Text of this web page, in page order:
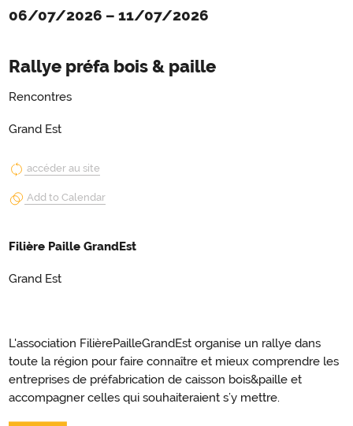
06/07/2026 – 11/07/2026
Rallye préfa bois & paille
Rencontres
Grand Est
accéder au site
Add to Calendar
Filière Paille GrandEst
Grand Est
L'association FilièrePailleGrandEst organise un rallye dans
toute la région pour faire connaître et mieux comprendre les
entreprises de préfabrication de caisson bois&paille et
accompagner celles qui souhaiteraient s’y mettre.